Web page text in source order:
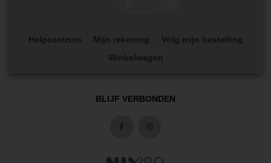
Helpcentrum Mijn rekening
Volg mijn bestelling
Winkelwagen
BLIJF VERBONDEN